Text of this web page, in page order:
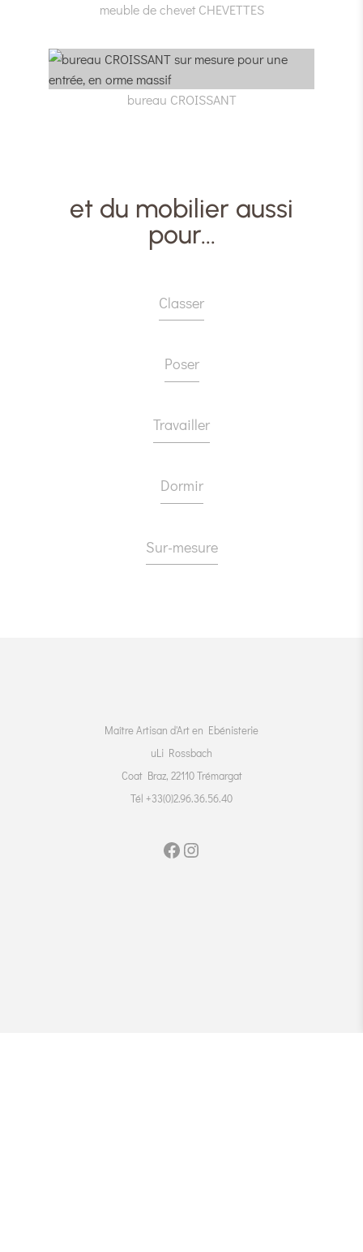
meuble de chevet CHEVETTES
bureau CROISSANT
et du mobilier aussi
pour...
Classer
Poser
Travailler
Dormir
Sur-mesure
Maître Artisan d'Art en Ebénisterie
uLi Rossbach
Coat Braz, 22110 Trémargat
Tél +33(0)2.96.36.56.40